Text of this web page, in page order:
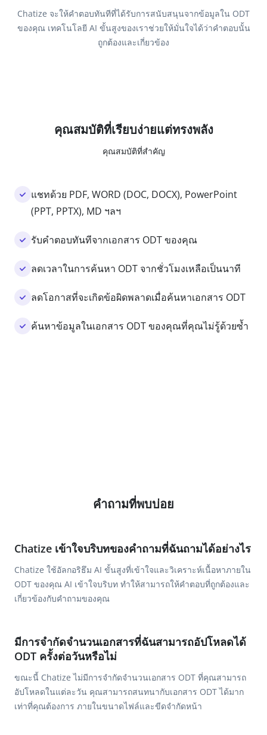
Chatize จะให้คำตอบทันทีที่ได้รับการสนับสนุนจากข้อมูลใน ODT
ของคุณ เทคโนโลยี AI ขั้นสูงของเราช่วยให้มั่นใจได้ว่าคำตอบนั้น
ถูกต้องและเกี่ยวข้อง
คุณสมบัติที่เรียบง่ายแต่ทรงพลัง
คุณสมบัติที่สำคัญ
แชทด้วย PDF, WORD (DOC, DOCX), PowerPoint
(PPT, PPTX), MD ฯลฯ
รับคำตอบทันทีจากเอกสาร ODT ของคุณ
ลดเวลาในการค้นหา ODT จากชั่วโมงเหลือเป็นนาที
ลดโอกาสที่จะเกิดข้อผิดพลาดเมื่อค้นหาเอกสาร ODT
ค้นหาข้อมูลในเอกสาร ODT ของคุณที่คุณไม่รู้ด้วยซ้ำ
คำถามที่พบบ่อย
Chatize เข้าใจบริบทของคำถามที่ฉันถามได้อย่างไร
Chatize ใช้อัลกอริธึม AI ขั้นสูงที่เข้าใจและวิเคราะห์เนื้อหาภายใน
ODT ของคุณ AI เข้าใจบริบท ทำให้สามารถให้คำตอบที่ถูกต้องและ
เกี่ยวข้องกับคำถามของคุณ
มีการจำกัดจำนวนเอกสารที่ฉันสามารถอัปโหลดได้
ODT ครั้งต่อวันหรือไม่
ขณะนี้ Chatize ไม่มีการจำกัดจำนวนเอกสาร ODT ที่คุณสามารถ
อัปโหลดในแต่ละวัน คุณสามารถสนทนากับเอกสาร ODT ได้มาก
เท่าที่คุณต้องการ ภายในขนาดไฟล์และขีดจำกัดหน้า